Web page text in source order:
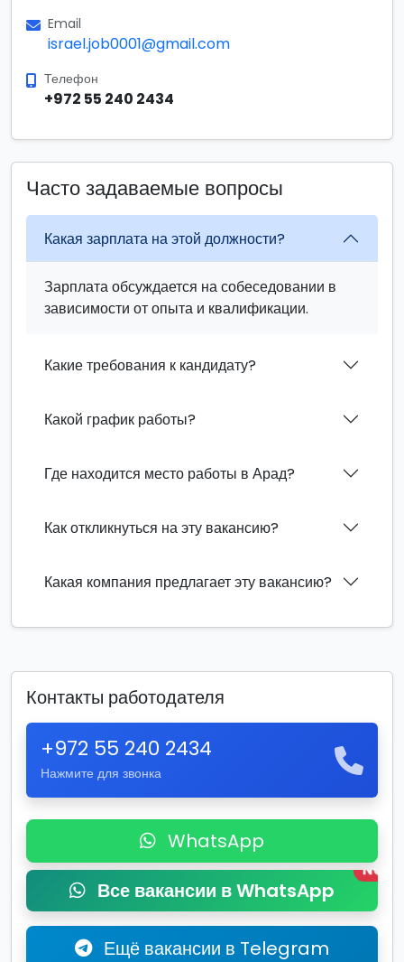
Email
israel.job0001@gmail.com
Телефон
+972 55 240 2434
Часто задаваемые вопросы
Какая зарплата на этой должности?
Зарплата обсуждается на собеседовании в
зависимости от опыта и квалификации.
Какие требования к кандидату?
Какой график работы?
Где находится место работы в Арад?
Как откликнуться на эту вакансию?
Какая компания предлагает эту вакансию?
Контакты работодателя
+972 55 240 2434
Нажмите для звонка
WhatsApp
Все вакансии в WhatsApp
New
Ещё вакансии в Telegram